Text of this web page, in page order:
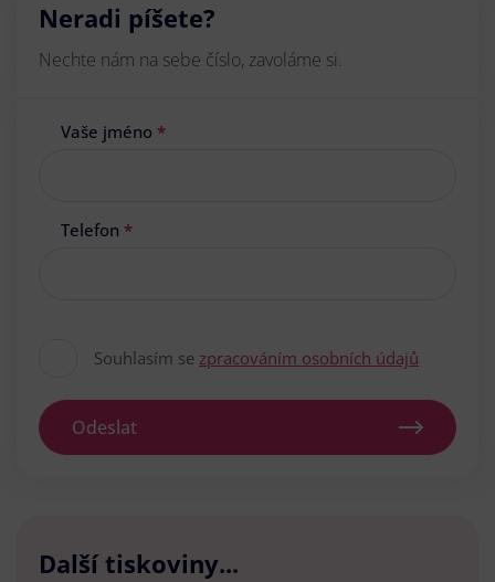
Neradi píšete?
Nechte nám na sebe číslo, zavoláme si.
Vaše jméno *
Telefon *
Souhlasím se zpracováním osobních údajů
Odeslat
Další tiskoviny...